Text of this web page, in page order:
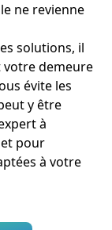
ne revienne
solutions, il
votre demeure
évite les
y être
à
pour
à votre